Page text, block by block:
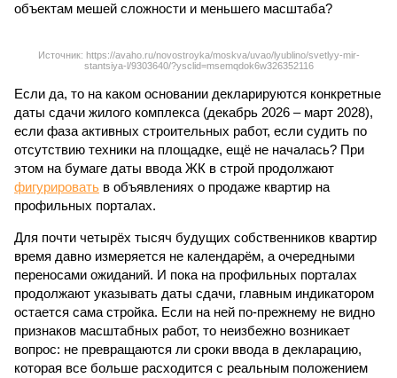
объектам мешей сложности и меньшего масштаба?
Источник: https://avaho.ru/novostroyka/moskva/uvao/lyublino/svetlyy-mir-
stantsiya-l/9303640/?ysclid=msemqdok6w326352116
Если да, то на каком основании декларируются конкретные
даты сдачи жилого комплекса (декабрь 2026 – март 2028),
если фаза активных строительных работ, если судить по
отсутствию техники на площадке, ещё не началась? При
этом на бумаге даты ввода ЖК в строй продолжают
фигурировать в объявлениях о продаже квартир на
профильных порталах.
Для почти четырёх тысяч будущих собственников квартир
время давно измеряется не календарём, а очередными
переносами ожиданий. И пока на профильных порталах
продолжают указывать даты сдачи, главным индикатором
остается сама стройка. Если на ней по-прежнему не видно
признаков масштабных работ, то неизбежно возникает
вопрос: не превращаются ли сроки ввода в декларацию,
которая все больше расходится с реальным положением